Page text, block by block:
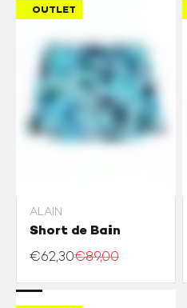
OUTLET
APERÇU RAPIDE
S
AJOUTER AU PANIER
ALAIN
Short de Bain
€62,30€89,00